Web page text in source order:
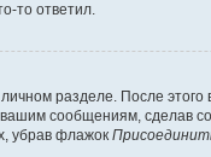
то ответил.
разделе. После
сообщениям, сделав
убрав флажок